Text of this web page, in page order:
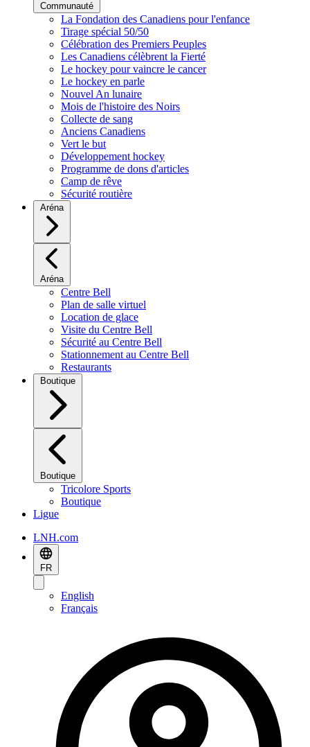
Communauté
La Fondation des Canadiens pour l'enfance
Tirage spécial 50/50
Célébration des Premiers Peuples
Les Canadiens célèbrent la Fierté
Le hockey pour vaincre le cancer
Le hockey en parle
Nouvel An lunaire
Mois de l'histoire des Noirs
Collecte de sang
Anciens Canadiens
Vert le but
Développement hockey
Programme de dons d'articles
Camp de rêve
Sécurité routière
Aréna
Aréna
Centre Bell
Plan de salle virtuel
Location de glace
Visite du Centre Bell
Sécurité au Centre Bell
Stationnement au Centre Bell
Restaurants
Boutique
Boutique
Tricolore Sports
Boutique
Ligue
LNH.com
FR
English
Français